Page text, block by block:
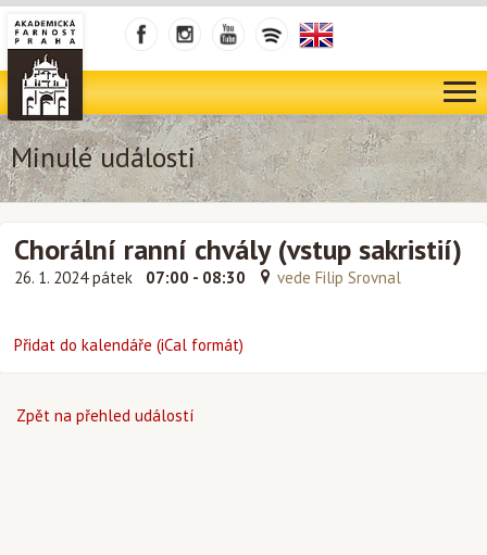
Minulé události
Chorální ranní chvály (vstup sakristií)
26. 1. 2024 pátek 07:00 - 08:30 vede Filip Srovnal
Přidat do kalendáře (iCal formát)
Zpět na přehled událostí